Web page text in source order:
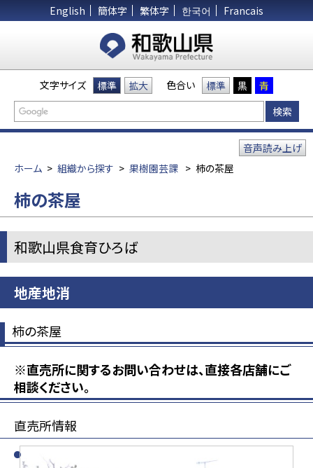
English 簡体字 繁体字 한국어 Francais
文字サイズ 標準 拡大 色合い 標準 黒 青
ホーム > 組織から探す > 果樹園芸課 > 柿の茶屋
音声読み上げ
柿の茶屋
和歌山県食育ひろば
地産地消
柿の茶屋
※直売所に関するお問い合わせは、直接各店舗にご
相談ください。
直売所情報